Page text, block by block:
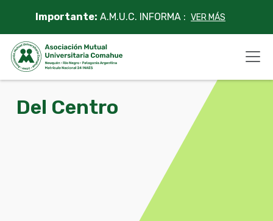
content
Importante: A.M.U.C. INFORMA : VER MÁS
Del Centro